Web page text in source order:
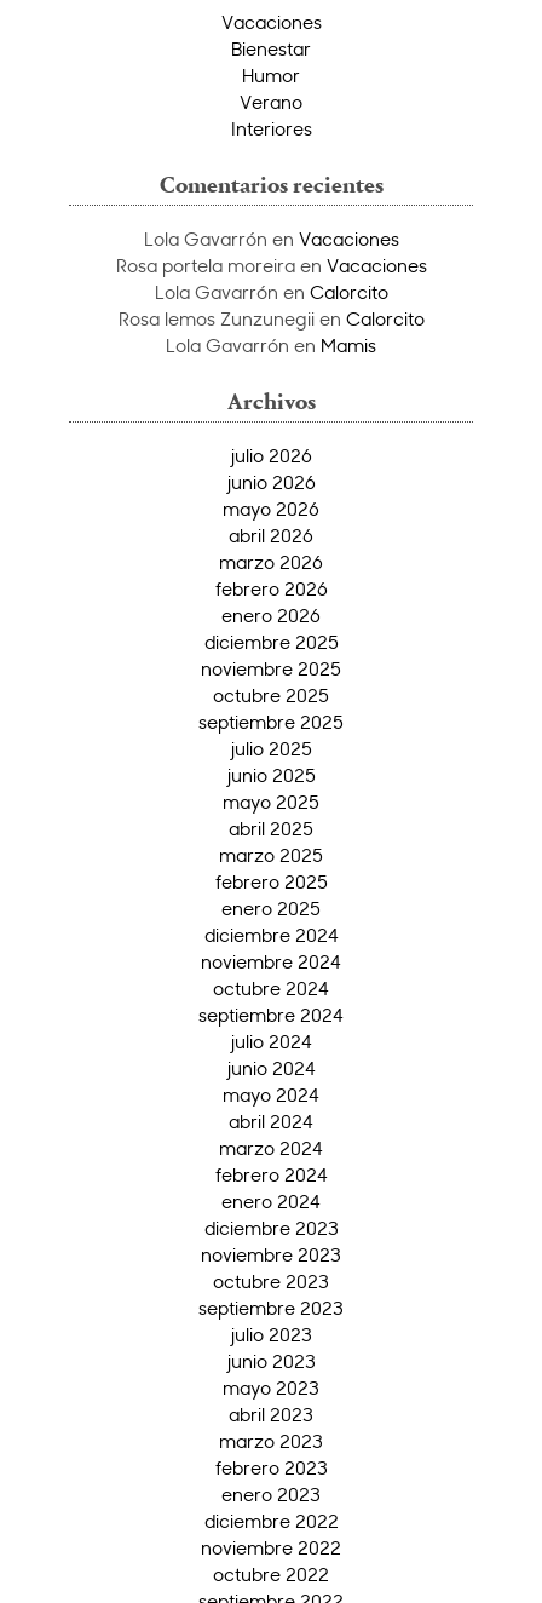
Vacaciones
Bienestar
Humor
Verano
Interiores
Comentarios recientes
Lola Gavarrón en Vacaciones
Rosa portela moreiraen Vacaciones
Lola Gavarrón en Calorcito
Rosa lemos Zunzunegiien Calorcito
Lola Gavarrón en Mamis
Archivos
julio 2026
junio 2026
mayo 2026
abril 2026
marzo 2026
febrero 2026
enero 2026
diciembre 2025
noviembre 2025
octubre 2025
septiembre 2025
julio 2025
junio 2025
mayo 2025
abril 2025
marzo 2025
febrero 2025
enero 2025
diciembre 2024
noviembre 2024
octubre 2024
septiembre 2024
julio 2024
junio 2024
mayo 2024
abril 2024
marzo 2024
febrero 2024
enero 2024
diciembre 2023
noviembre 2023
octubre 2023
septiembre 2023
julio 2023
junio 2023
mayo 2023
abril 2023
marzo 2023
febrero 2023
enero 2023
diciembre 2022
noviembre 2022
octubre 2022